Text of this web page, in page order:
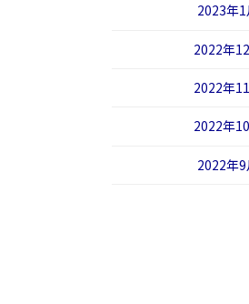
2023年1
2022年
2022年
2022年
2022年9